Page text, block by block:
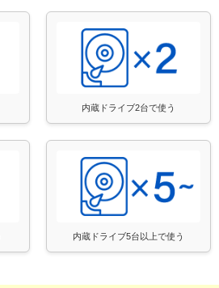
内蔵ドライブ2台で使う
内蔵ドライブ5台以上で使う